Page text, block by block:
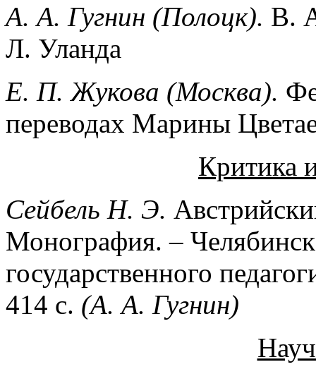
А. А. Гугнин (Полоцк). В.
Л. Уланда
Е. П. Жукова (Москва).
переводах Марины
Критика
Сейбель Н. Э.
Монография. –
государственного
414 с. (А. А. Гугнин)